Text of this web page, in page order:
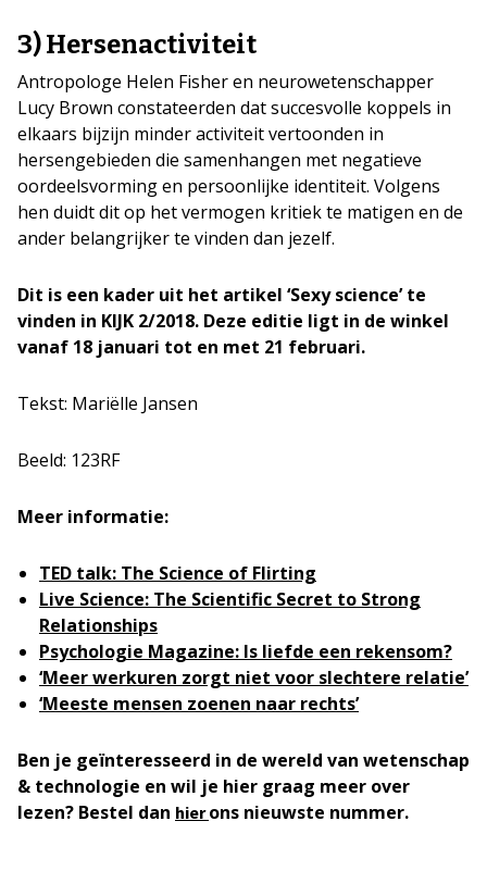
3) Hersenactiviteit
Antropologe Helen Fisher en neurowetenschapper
Lucy Brown constateerden dat succesvolle koppels in
elkaars bijzijn minder activiteit vertoonden in
hersengebieden die samenhangen met negatieve
oordeelsvorming en persoonlijke identiteit. Volgens
hen duidt dit op het vermogen kritiek te matigen en de
ander belangrijker te vinden dan jezelf.
Dit is een kader uit het artikel ‘Sexy science’ te
vinden in KIJK 2/2018. Deze editie ligt in de winkel
vanaf 18 januari tot en met 21 februari.
Tekst: Mariëlle Jansen
Beeld: 123RF
Meer informatie:
TED talk: The Science of Flirting
Live Science: The Scientific Secret to Strong
Relationships
Psychologie Magazine: Is liefde een rekensom?
‘Meer werkuren zorgt niet voor slechtere relatie’
‘Meeste mensen zoenen naar rechts’
Ben je geïnteresseerd in de wereld van wetenschap
& technologie en wil je hier graag meer over
lezen? Bestel dan hierons nieuwste nummer.